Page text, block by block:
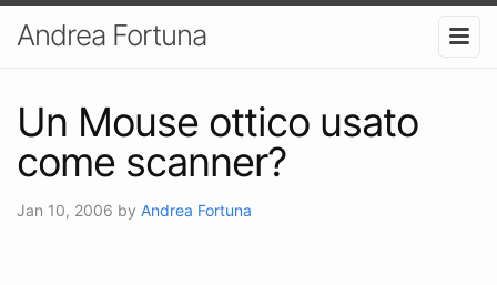
Andrea Fortuna
Un Mouse ottico usato
come scanner?
Jan 10, 2006 by Andrea Fortuna